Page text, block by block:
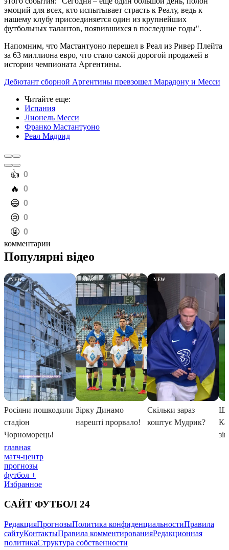
эмоций для всех, кто испытывает страсть к Реалу, ведь к
нашему клубу присоединяется один из крупнейших
футбольных талантов, появившихся в последние годы".
Напомним, что Мастантуоно перешел в Реал из Ривер Плейта
за 63 миллиона евро, что стало самой дорогой продажей в
истории чемпионата Аргентины.
Дебютант сборной Аргентины превзошел Марадону и Месси
Читайте еще:
Испания
Лионель Месси
Франко Мастантуоно
Реал Мадрид
️👍 0
️🔥 0
️😄 0
️😢 0
️🤬 0
комментарии
главная
матч-центр
прогнозы
футбол +
Избранное
САЙТ ФУТБОЛ 24
РедакцияПрогнозыПолитика конфиденциальностиПравила
сайтуКонтактыПравила комментированияРедакционная
политикаСтруктура собственности